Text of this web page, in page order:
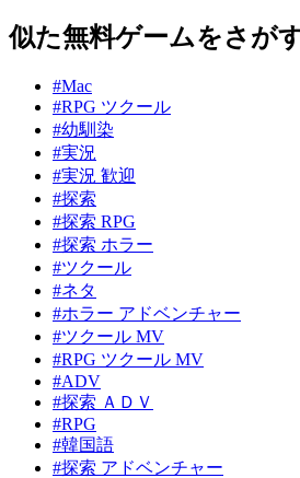
似た無料ゲームをさが
#Mac
#RPG ツクール
#幼馴染
#実況
#実況 歓迎
#探索
#探索 RPG
#探索 ホラー
#ツクール
#ネタ
#ホラー アドベンチャー
#ツクール MV
#RPG ツクール MV
#ADV
#探索 ＡＤＶ
#RPG
#韓国語
#探索 アドベンチャー